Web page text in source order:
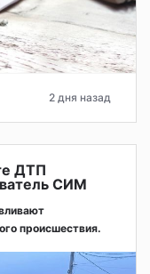
2 дня назад
ДТП
СИМ
происшествия.